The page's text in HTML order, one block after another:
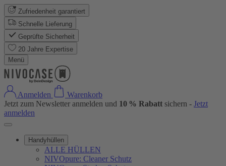
Zufriedenheit garantiert
Schnelle Lieferung
Geprüfte Sicherheit
20 Jahre Expertise
Menü
Anmelden
Warenkorb
Jetzt zum Newsletter anmelden und 10 % Rabatt sichern - Jetzt
anmelden
Handyhüllen
ALLE HÜLLEN
NIVOpure: Cleaner Schutz